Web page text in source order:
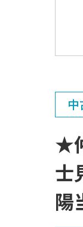
★
士
陽